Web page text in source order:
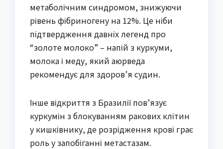
метаболічним синдромом, знижуючи
рівень фібриногену на 12%. Це ніби
підтвердження давніх легенд про
“золоте молоко” – напій з куркуми,
молока і меду, який аюрведа
рекомендує для здоров’я судин.
Інше відкриття з Бразилії пов’язує
куркумін з блокуванням ракових клітин
у кишківнику, де розрідження крові грає
роль у запобіганні метастазам.